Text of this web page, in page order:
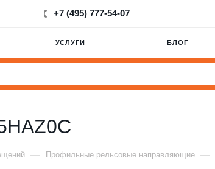
+7 (495) 777-54-07
УСЛУГИ БЛОГ
— Профильные рельсовые направляющие —